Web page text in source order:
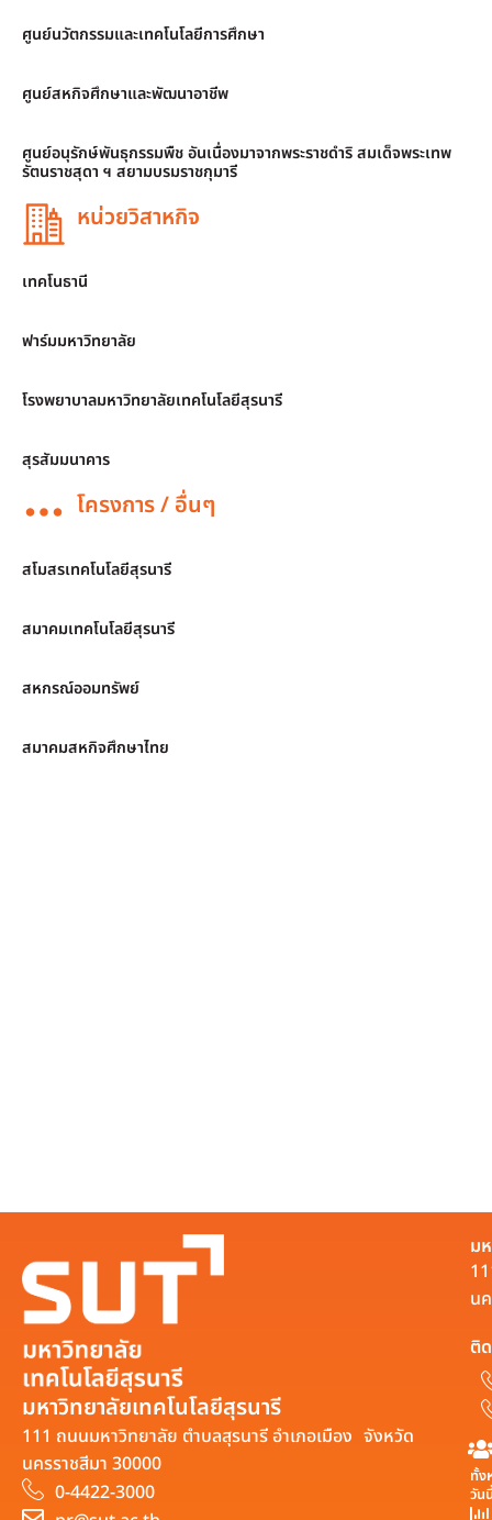
ศูนย์นวัตกรรมและเทคโนโลยีการศึกษา
ศูนย์สหกิจศึกษาและพัฒนาอาชีพ
ศูนย์อนุรักษ์พันธุกรรมพืช อันเนื่องมาจากพระราชดำริ สมเด็จพระเทพ
รัตนราชสุดา ฯ สยามบรมราชกุมารี
หน่วยวิสาหกิจ
เทคโนธานี
ฟาร์มมหาวิทยาลัย
โรงพยาบาลมหาวิทยาลัยเทคโนโลยีสุรนารี
สุรสัมมนาคาร
โครงการ / อื่นๆ
สโมสรเทคโนโลยีสุรนารี
สมาคมเทคโนโลยีสุรนารี
สหกรณ์ออมทรัพย์
สมาคมสหกิจศึกษาไทย
มหาวิทยาลัยเทคโนโลยีสุรนารี
111 ถนนมหาวิทยาลัย ตำบลสุรนารี อำเภอเมือง จังหวัด
นครราชสีมา 30000
0-4422-3000
ม
น
ติ
ทั้ง
วัน